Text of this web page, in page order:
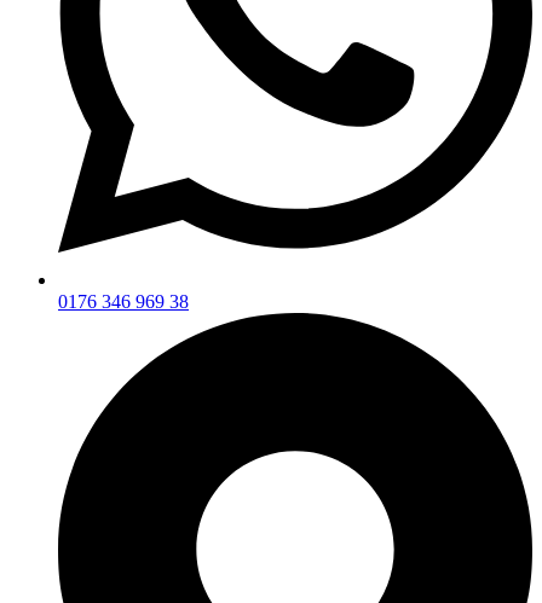
0176 346 969 38